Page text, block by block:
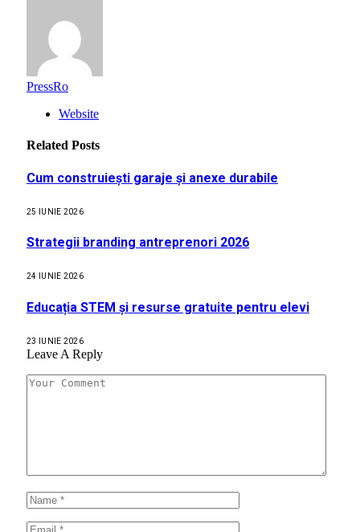
PressRo
Website
Related Posts
Cum construiești garaje și anexe durabile
25 IUNIE 2026
Strategii branding antreprenori 2026
24 IUNIE 2026
Educația STEM și resurse gratuite pentru elevi
23 IUNIE 2026
Leave A Reply